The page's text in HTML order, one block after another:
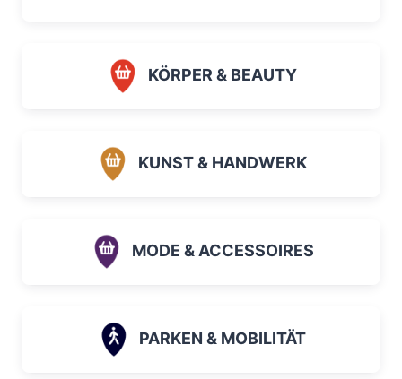
KÖRPER & BEAUTY
KUNST & HANDWERK
MODE & ACCESSOIRES
PARKEN & MOBILITÄT